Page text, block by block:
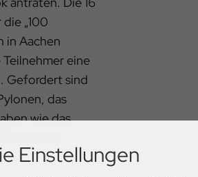
Einstellungen
„100
in Aachen
eine
Gefordert sind
das
wie das
sind